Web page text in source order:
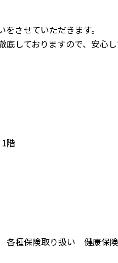
させていただきます。
しておりますので、安心し
1階
保険取り扱い 健康保